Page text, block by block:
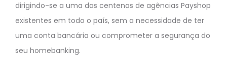
dirigindo-se a uma das centenas de agências Payshop
existentes em todo o país, sem a necessidade de ter
uma conta bancária ou comprometer a segurança do
seu homebanking.